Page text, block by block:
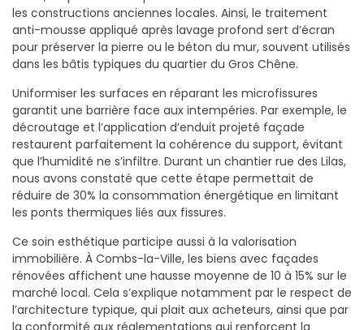
les constructions anciennes locales. Ainsi, le traitement
anti-mousse appliqué après lavage profond sert d’écran
pour préserver la pierre ou le béton du mur, souvent utilisés
dans les bâtis typiques du quartier du Gros Chêne.
Uniformiser les surfaces en réparant les microfissures
garantit une barrière face aux intempéries. Par exemple, le
décroutage et l’application d’enduit projeté façade
restaurent parfaitement la cohérence du support, évitant
que l’humidité ne s’infiltre. Durant un chantier rue des Lilas,
nous avons constaté que cette étape permettait de
réduire de 30% la consommation énergétique en limitant
les ponts thermiques liés aux fissures.
Ce soin esthétique participe aussi à la valorisation
immobilière. À Combs-la-Ville, les biens avec façades
rénovées affichent une hausse moyenne de 10 à 15% sur le
marché local. Cela s’explique notamment par le respect de
l’architecture typique, qui plait aux acheteurs, ainsi que par